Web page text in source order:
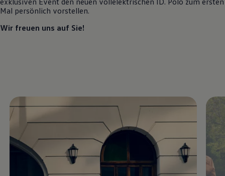
Motorenöl und Flüssigkeiten
Räder und Reifen
Pannen- und Unfallhilfe
Individualisieren
Wallbox und Ladekabel
Dienste für Ihr Modell finden
Volkswagen Apps, Login und Shop
Handy und Fahrzeug verbinden
Updates für Software, Karten und Radio
Über Ihr Auto
Vorgängermodelle
Mal persönlich vorstellen.
Wir freuen uns auf Sie!